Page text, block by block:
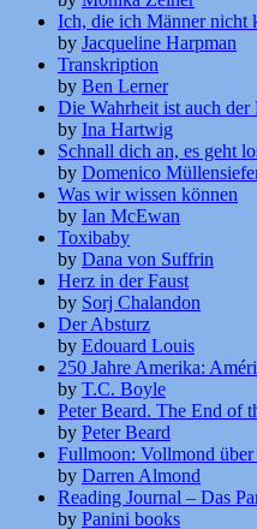
Ich, die ich Männer nicht
by Jacqueline Harpman
Transkription
by Ben Lerner
Die Wahrheit ist auch der
by Ina Hartwig
Schnall dich an, es geht
by Domenico
Was wir wissen können
by Ian McEwan
Toxibaby
by Dana von Suffrin
Herz in der Faust
by Sorj Chalandon
Der Absturz
by Edouard Louis
250 Jahre Amerika:
by T.C. Boyle
Peter Beard. The End of
by Peter Beard
Fullmoon: Vollmond über
by Darren Almond
Reading Journal – Das
by Panini books